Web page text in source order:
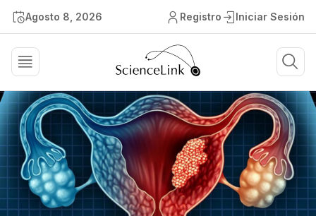
Agosto 8, 2026 Registro Iniciar Sesión